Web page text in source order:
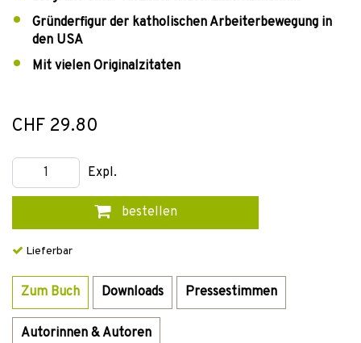
Gründerfigur der katholischen Arbeiterbewegung in
den USA
Mit vielen Originalzitaten
CHF 29.80
Expl.
bestellen
Lieferbar
Zum Buch Downloads Pressestimmen
Autorinnen & Autoren